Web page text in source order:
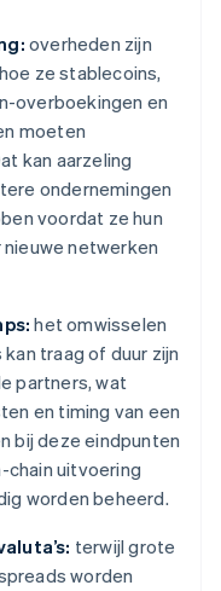
overheden zijn
ze stablecoins,
overboekingen en
moeten
kan aarzeling
ondernemingen
voordat ze hun
netwerken
het omwisselen
traag of duur zijn
partners, wat
en timing van een
bij deze eindpunten
chain uitvoering
worden beheerd.
terwijl grote
worden